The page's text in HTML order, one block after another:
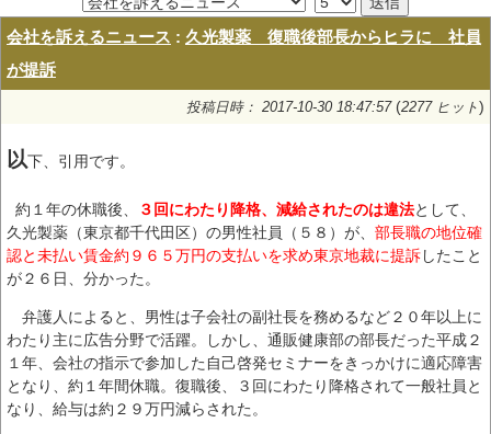
会社を訴えるニュース : 久光製薬 復職後部長からヒラに 社員
が提訴
投稿日時： 2017-10-30 18:47:57(2277 ヒット)
以下、引用です。
約１年の休職後、 ３回にわたり降格、減給されたのは違法として、
久光製薬（東京都千代田区）の男性社員（５８）が、 部長職の地位確
認と未払い賃金約９６５万円の支払いを求め東京地裁に提訴したこと
が２６日、分かった。
弁護人によると、男性は子会社の副社長を務めるなど２０年以上に
わたり主に広告分野で活躍。しかし、通販健康部の部長だった平成２
１年、会社の指示で参加した自己啓発セミナーをきっかけに適応障害
となり、約１年間休職。復職後、３回にわたり降格されて一般社員と
なり、給与は約２９万円減らされた。